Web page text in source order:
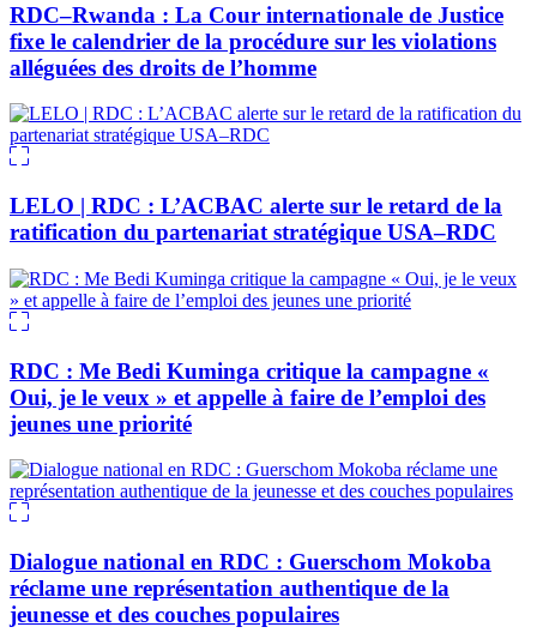
RDC–Rwanda : La Cour internationale de Justice
fixe le calendrier de la procédure sur les violations
alléguées des droits de l’homme
LELO | RDC : L’ACBAC alerte sur le retard de la
ratification du partenariat stratégique USA–RDC
RDC : Me Bedi Kuminga critique la campagne «
Oui, je le veux » et appelle à faire de l’emploi des
jeunes une priorité
Dialogue national en RDC : Guerschom Mokoba
réclame une représentation authentique de la
jeunesse et des couches populaires